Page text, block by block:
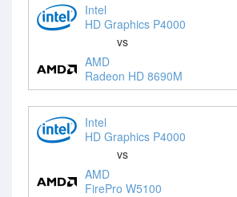
Intel
HD Graphics P4000
vs
AMD
Radeon HD 8690M
Intel
HD Graphics P4000
vs
AMD
FirePro W5100